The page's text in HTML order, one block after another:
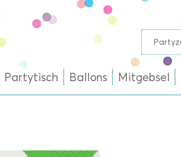
Partytisch Ballons Mitgebsel